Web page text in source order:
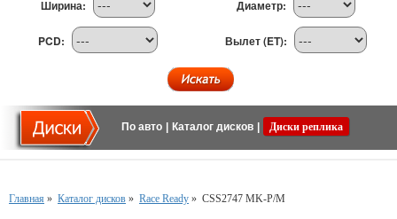
Ширина: Диаметр:
PCD: Вылет (ET):
По авто Каталог дисков Диски реплика
Главная » Каталог дисков » Race Ready » CSS2747 MK-P/M